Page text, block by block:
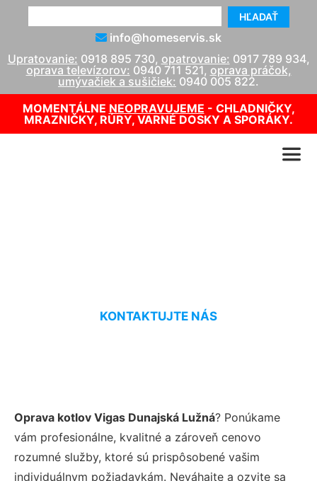
HĽADAŤ
info@homeservis.sk
Upratovanie: 0918 895 730, opatrovanie: 0917 789 934,
oprava televízorov: 0940 711 521, oprava práčok,
umývačiek a sušičiek: 0940 005 822.
MOMENTÁLNE NEOPRAVUJEME - CHLADNIČKY,
MRAZNIČKY, RÚRY, VARNÉ DOSKY A SPORÁKY.
KONTAKTUJTE NÁS
Oprava kotlov Vigas Dunajská Lužná? Ponúkame
vám profesionálne, kvalitné a zároveň cenovo
rozumné služby, ktoré sú prispôsobené vašim
individuálnym požiadavkám. Neváhajte a ozvite sa